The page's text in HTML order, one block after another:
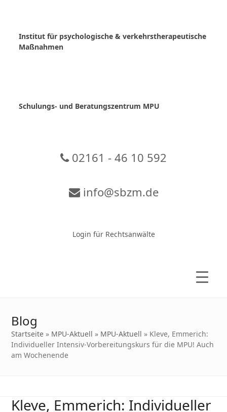
Institut für psychologische & verkehrstherapeutische
Maßnahmen
Schulungs- und Beratungszentrum MPU
02161 - 46 10 592
info@sbzm.de
Login für Rechtsanwälte
Blog
Startseite » MPU-Aktuell » MPU-Aktuell » Kleve, Emmerich:
Individueller Intensiv-Vorbereitungskurs für die MPU! Auch
am Wochenende
Kleve, Emmerich: Individueller